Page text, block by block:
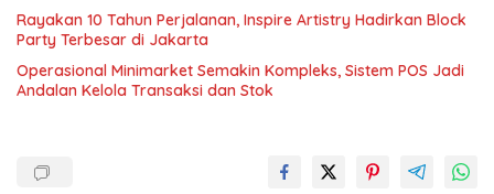
Rayakan 10 Tahun Perjalanan, Inspire Artistry Hadirkan Block
Party Terbesar di Jakarta
Operasional Minimarket Semakin Kompleks, Sistem POS Jadi
Andalan Kelola Transaksi dan Stok